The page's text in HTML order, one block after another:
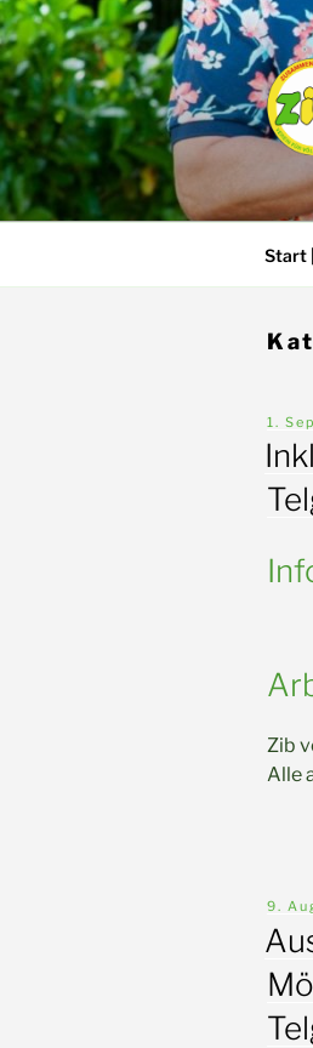
Zum
Inhalt
springen
Start
am
1.
Zib
Alle
9.